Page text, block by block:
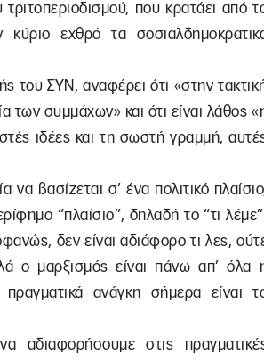
που κρατάει από
εχθρό τα
του ΣΥΝ, αναφέρει ότι «στην
των συμμάχων» και ότι είναι λάθος
ιδέες και τη σωστή γραμμή,
βασίζεται σ’ ένα πολιτικό
“πλαίσιο”, δηλαδή το “τι
δεν είναι αδιάφορο τι λες,
ο μαρξισμός είναι πάνω απ’ όλα
ανάγκη σήμερα είναι
αδιαφορήσουμε στις